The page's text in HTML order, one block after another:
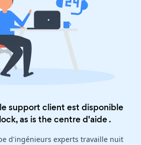
support client est disponible
as is thecentre d'aide.
d'ingénieurs experts travaille nuit